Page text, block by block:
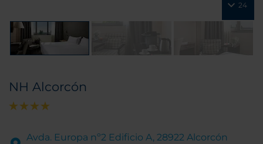
24
NH Alcorcón
Avda. Europa nº2 Edificio A, 28922 Alcorcón